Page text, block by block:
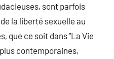
sont parfois
la liberté sexuelle au
que ce soit dans "La Vie
contemporaines,